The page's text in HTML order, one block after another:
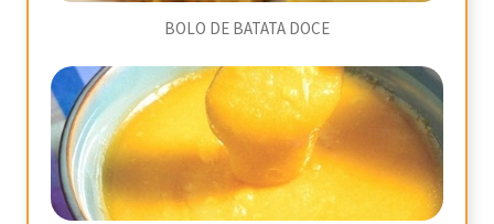
BOLO DE BATATA DOCE